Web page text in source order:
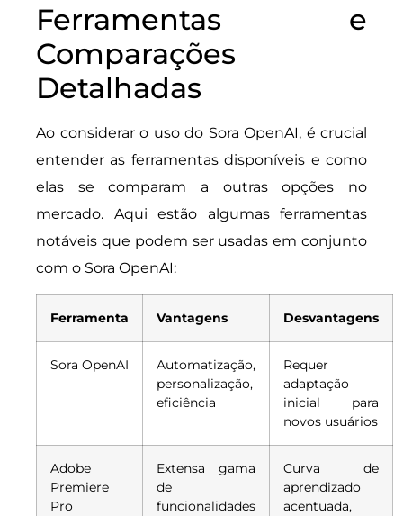
Ferramentas e
Comparações
Detalhadas
Ao considerar o uso do Sora OpenAI, é crucial
entender as ferramentas disponíveis e como
elas se comparam a outras opções no
mercado. Aqui estão algumas ferramentas
notáveis que podem ser usadas em conjunto
com o Sora OpenAI:
Ferramenta Vantagens Desvantagens
Sora OpenAI
Automatização,
personalização,
eficiência
Requer
adaptação
inicial para
novos usuários
Adobe
Premiere
Pro
Extensa gama
de
funcionalidades
Curva de
aprendizado
acentuada,